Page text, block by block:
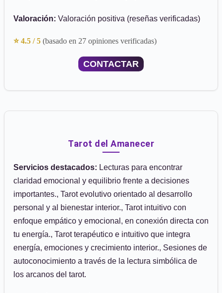
Valoración: Valoración positiva (reseñas verificadas)
⭐ 4.5 / 5 (basado en 27 opiniones verificadas)
CONTACTAR
Tarot del Amanecer
Servicios destacados: Lecturas para encontrar
claridad emocional y equilibrio frente a decisiones
importantes., Tarot evolutivo orientado al desarrollo
personal y al bienestar interior., Tarot intuitivo con
enfoque empático y emocional, en conexión directa con
tu energía., Tarot terapéutico e intuitivo que integra
energía, emociones y crecimiento interior., Sesiones de
autoconocimiento a través de la lectura simbólica de
los arcanos del tarot.